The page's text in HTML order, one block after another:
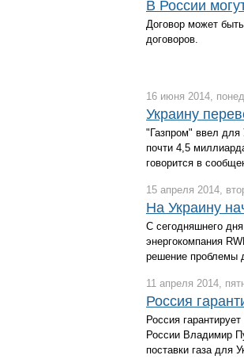
В России
Договор может
договоров.
16 июня 2014,
Украину
"Газпром" ввел для
почти 4,5
говорится в
15 апреля 2014,
На Украину
С сегодняшнего
энергокомпания
решение проблемы
11 апреля 2014,
Россия
Россия
России Владимир
поставки газа для